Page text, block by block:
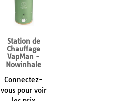
Station de
Chauffage
VapMan -
Nowinhale
Connectez-
vous pour voir